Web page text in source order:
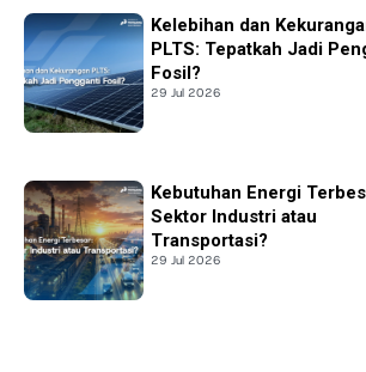
Kelebihan dan
PLTS: Tepatkah Jadi
Fosil?
29 Jul 2026
Kebutuhan Energi
Sektor Industri atau
Transportasi?
29 Jul 2026